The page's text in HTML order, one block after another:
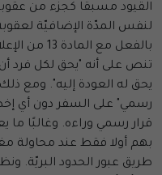
القيود مسبقًا كجزء من
لنفس المدّة الإضافيّة
بالفعل مع
تنص على أنه "يحق لكل فرد أن
يحق له العودة إليه". ومع
رسمي" على السفر دون أي
قرار رسمي وراءه. وغالبًا ما
بهم أولا فقط عند محاولة
طريق عبور الحدود البريّة.